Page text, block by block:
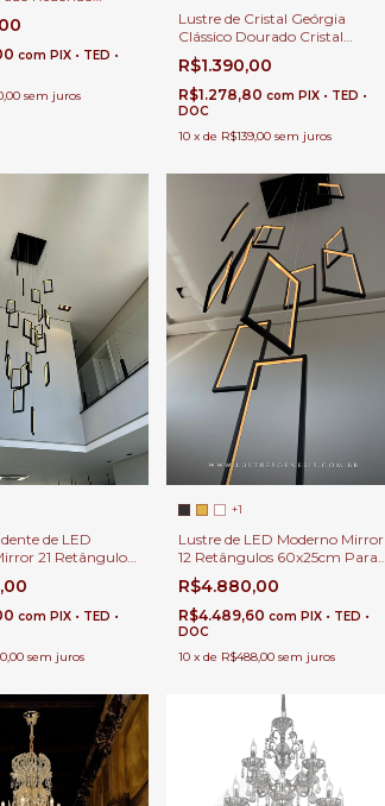
LED 84w 3000K
Jantar Pé Direito
com PIX • TED •
sem juros
Lustre de Cristal Geórgia
Clássico Dourado Cristal
Âmbar 5 Braços para Casas
com Pé Direito Duplo e Buffet
R$1.390,00
R$1.278,80com PIX • TED •
DOC
10 xde R$139,00 sem juros
de LED
21 Retângulos
Casas Pé
e Alto
com PIX • TED •
sem juros
+1
Lustre de LED Moderno Mirror
12 Retângulos 60x25cm Para
Casas Pé Direito Duplo e Alto
R$4.880,00
R$4.489,60com PIX • TED •
DOC
10 xde R$488,00 sem juros